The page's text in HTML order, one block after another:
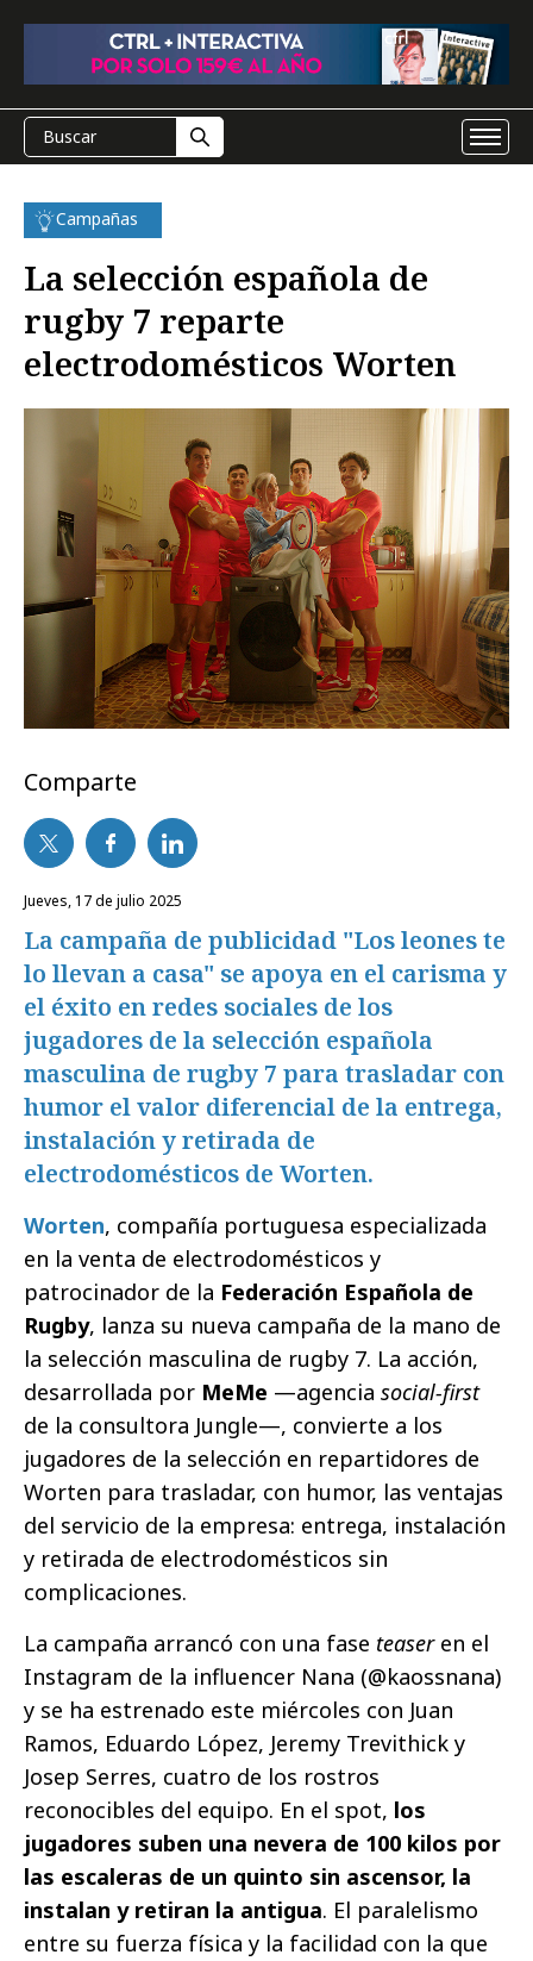
Campañas
La selección española de
rugby 7 reparte
electrodomésticos Worten
Comparte
jueves, 17 de julio 2025
La campaña de publicidad "Los leones te
lo llevan a casa" se apoya en el carisma y
el éxito en redes sociales de los
jugadores de la selección española
masculina de rugby 7 para trasladar con
humor el valor diferencial de la entrega,
instalación y retirada de
electrodomésticos de Worten.
Worten, compañía portuguesa especializada
en la venta de electrodomésticos y
patrocinador de la Federación Española de
Rugby, lanza su nueva campaña de la mano de
la selección masculina de rugby 7. La acción,
desarrollada por MeMe —agencia social-first
de la consultora Jungle—, convierte a los
jugadores de la selección en repartidores de
Worten para trasladar, con humor, las ventajas
del servicio de la empresa: entrega, instalación
y retirada de electrodomésticos sin
complicaciones.
La campaña arrancó con una fase teaseren el
Instagram de la influencer Nana (@kaossnana)
y se ha estrenado este miércoles con Juan
Ramos, Eduardo López, Jeremy Trevithick y
Josep Serres, cuatro de los rostros
reconocibles del equipo. En el spot, los
jugadores suben una nevera de 100 kilos por
las escaleras de un quinto sin ascensor, la
instalan y retiran la antigua. El paralelismo
entre su fuerza física y la facilidad con la que